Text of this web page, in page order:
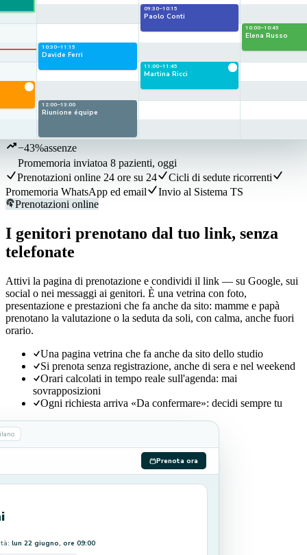
10:30–11:15
Davide Ferri
12:00–13:00
Riunione équipe
09:30–10:15
Paolo Conti
11:00–11:45
Martina Ricci
10:00–10:45
Elena Russo
−43%assenze
Promemoria inviatoa 8 pazienti, oggi
Prenotazioni online 24 ore su 24
Cicli di sedute ricorrenti
Promemoria WhatsApp ed email
Invio al Sistema TS
Prenotazioni online
I genitori prenotano dal tuo link, senza
telefonate
Attivi la pagina di prenotazione e condividi il link — su Google, sui
social o nei messaggi ai genitori. È una vetrina con foto,
presentazione e prestazioni che fa anche da sito: mamme e papà
prenotano la valutazione o la seduta da soli, con calma, anche fuori
orario.
Una pagina vetrina che fa anche da sito dello studio
Si prenota senza registrazione, anche di sera e nel weekend
Orari calcolati in tempo reale sull'agenda: mai
sovrapposizioni
Ogni richiesta arriva «Da confermare»: decidi sempre tu
Prenota ora
lun 22 giugno, ore 09:00